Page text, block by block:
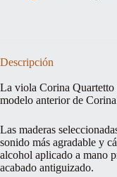
Descripción
La viola Corina Quartetto
modelo anterior de
Las maderas
sonido más agradable y
alcohol aplicado a mano
acabado antiguizado.